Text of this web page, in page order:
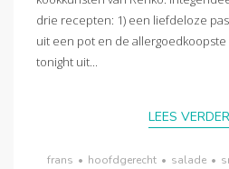
drie recepten: 1) een liefdeloze
uit een pot en de allergoedkoopste
tonight uit...
LEES VERDER
frans • hoofdgerecht • salade •